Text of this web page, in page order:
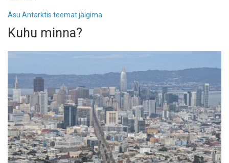
kohtuvad
Antarktikas
Asu Antarktis teemat jälgima
Kuhu minna?